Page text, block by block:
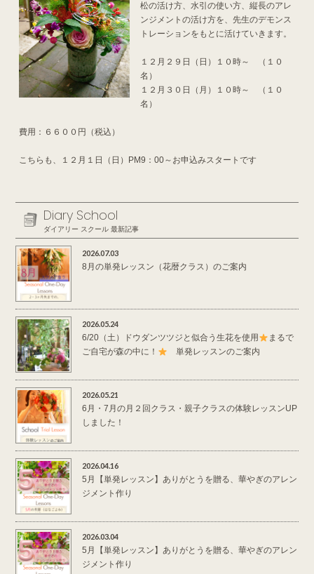
松の活け方、水引の使い方、縦長のアレ
ンジメントの活け方を、先生のデモンス
トレーションをもとに活けていきます。
１２月２９日（日）１０時～ （１０
名）
１２月３０日（月）１０時～ （１０
名）
費用：６６００円（税込）
こちらも、１２月１日（日）PM9：00～お申込みスタートです
Diary School
ダイアリー スクール 最新記事
2026.07.03
8月の単発レッスン（花暦クラス）のご案内
2026.05.24
6/20（土）ドウダンツツジと似合う生花を使用
まるで
ご自宅が森の中に！
単発レッスンのご案内
2026.05.21
6月・7月の月２回クラス・親子クラスの体験レッスンUP
しました！
2026.04.16
5月【単発レッスン】ありがとうを贈る、華やぎのアレン
ジメント作り
2026.03.04
5月【単発レッスン】ありがとうを贈る、華やぎのアレン
ジメント作り